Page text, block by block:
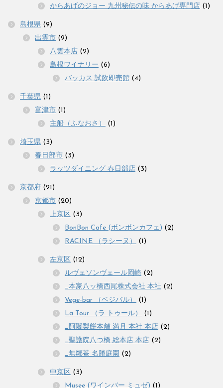
からあげのジョー 九州秘伝の味 からあげ専門店 (1)
島根県 (9)
出雲市 (9)
八雲本店 (2)
島根ワイナリー (6)
バッカス 試飲即売館 (4)
千葉県 (1)
富津市 (1)
主船（ふなおさ）
(1)
埼玉県 (3)
春日部市 (3)
ラッツダイニング 春日部店 (3)
京都府 (21)
京都市 (20)
上京区 (3)
BonBon Cafe (ボンボンカフェ) (2)
RACINE （ラシーヌ）
(1)
左京区 (12)
ルヴェソンヴェール岡崎 (2)
_本家八ッ橋西尾株式会社 本社 (2)
Vege-bar （ベジバル）
(1)
La Tour （ラ トゥール）
(1)
_阿闍梨餅本舗 満月 本社 本店 (2)
_聖護院八つ橋 総本店 本店 (2)
_無鄰菴 名勝庭園 (2)
中京区 (3)
Musee (ワインバー ミュゼ) (1)